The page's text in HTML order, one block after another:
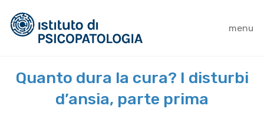
menu
Quanto dura la cura? I disturbi
d’ansia, parte prima